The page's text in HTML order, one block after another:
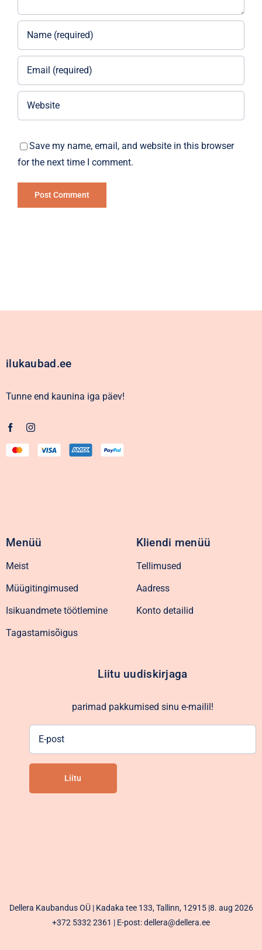
Save my name, email, and website in this browser
for the next time I comment.
ilukaubad.ee
Tunne end kaunina iga päev!
Menüü
Meist
Müügitingimused
Isikuandmete töötlemine
Tagastamisõigus
Kliendi menüü
Tellimused
Aadress
Konto detailid
Liitu uudiskirjaga
parimad pakkumised sinu e-mailil!
Liitu
Dellera Kaubandus OÜ | Kadaka tee 133, Tallinn, 12915 |8. aug 2026
+372 5332 2361 | E-post: dellera@dellera.ee